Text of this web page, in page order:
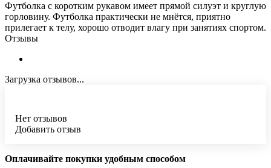
Футболка с коротким рукавом имеет прямой силуэт и круглую
горловину. Футболка практически не мнётся, приятно
прилегает к телу, хорошо отводит влагу при занятиях спортом.
Отзывы
Загрузка отзывов...
Нет отзывов
Добавить отзыв
Оплачивайте покупки удобным способом